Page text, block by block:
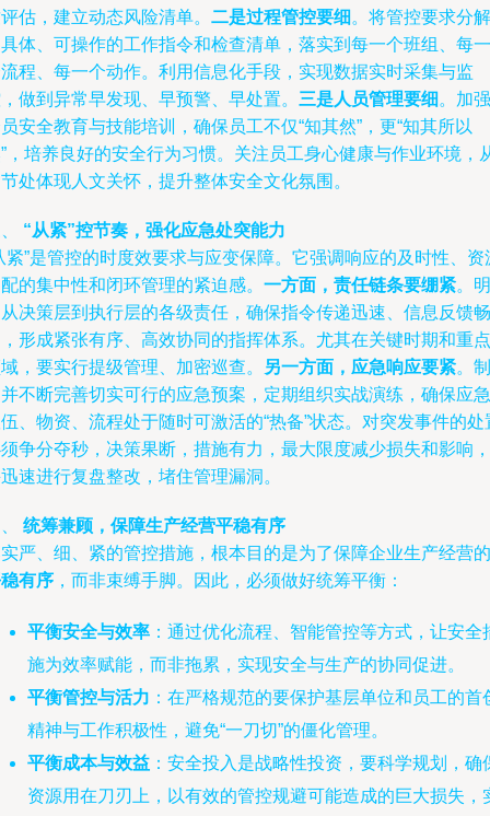
估，建立动态风险清单。 二是过程管控要细 。将管控要求分解
体、可操作的工作指令和检查清单，落实到每一个班组、每一
程、每一个动作。利用信息化手段，实现数据实时采集与监
做到异常早发现、早预警、早处置。 三是人员管理要细 。加强
安全教育与技能培训，确保员工不仅“知其然”，更“知其所以
，培养良好的安全行为习惯。关注员工身心健康与作业环境，
处体现人文关怀，提升整体安全文化氛围。
“从紧”控节奏，强化应急处突能力
紧”是管控的时度效要求与应变保障。它强调响应的及时性、资
的集中性和闭环管理的紧迫感。 一方面，责任链条要绷紧。明
决策层到执行层的各级责任，确保指令传递迅速、信息反馈畅
形成紧张有序、高效协同的指挥体系。尤其在关键时期和重点
，要实行提级管理、加密巡查。
另一方面，应急响应要紧。制
不断完善切实可行的应急预案，定期组织实战演练，确保应急
、物资、流程处于随时可激活的“热备”状态。对突发事件的处
争分夺秒，决策果断，措施有力，最大限度减少损失和影响，
速进行复盘整改，堵住管理漏洞。
统筹兼顾，保障生产经营平稳有序
严、细、紧的管控措施，根本目的是为了保障企业生产经营的
有序 ，而非束缚手脚。因此，必须做好统筹平衡：
平衡安全与效率 ：通过优化流程、智能管控等方式，让安全
施为效率赋能，而非拖累，实现安全与生产的协同促进。
平衡管控与活力 ：在严格规范的要保护基层单位和员工的首
精神与工作积极性，避免“一刀切”的僵化管理。
平衡成本与效益 ：安全投入是战略性投资，要科学规划，确
资源用在刀刃上，以有效的管控规避可能造成的巨大损失，